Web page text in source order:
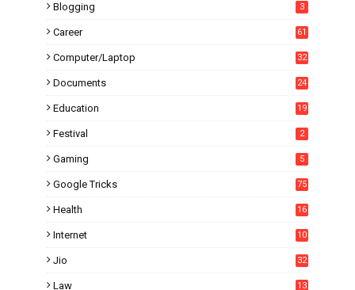
Blogging 3
Career 61
Computer/Laptop 32
Documents 24
Education
19
Festival 2
Gaming 5
Google Tricks 75
Health 16
Internet
10
Jio 32
Law 13